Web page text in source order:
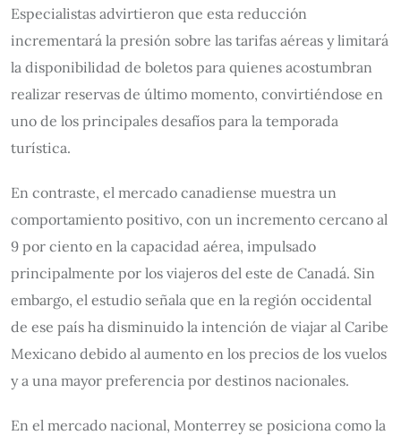
Especialistas advirtieron que esta reducción
incrementará la presión sobre las tarifas aéreas y limitará
la disponibilidad de boletos para quienes acostumbran
realizar reservas de último momento, convirtiéndose en
uno de los principales desafíos para la temporada
turística.
En contraste, el mercado canadiense muestra un
comportamiento positivo, con un incremento cercano al
9 por ciento en la capacidad aérea, impulsado
principalmente por los viajeros del este de Canadá. Sin
embargo, el estudio señala que en la región occidental
de ese país ha disminuido la intención de viajar al Caribe
Mexicano debido al aumento en los precios de los vuelos
y a una mayor preferencia por destinos nacionales.
En el mercado nacional, Monterrey se posiciona como la